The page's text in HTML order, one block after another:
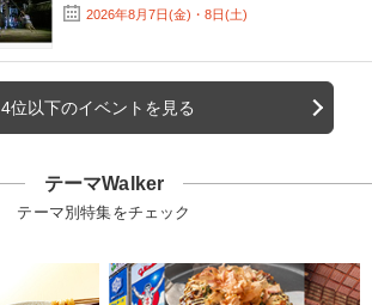
2026年8月7日(金)・8日(土)
4位以下のイベントを見る
テーマWalker
テーマ別特集をチェック